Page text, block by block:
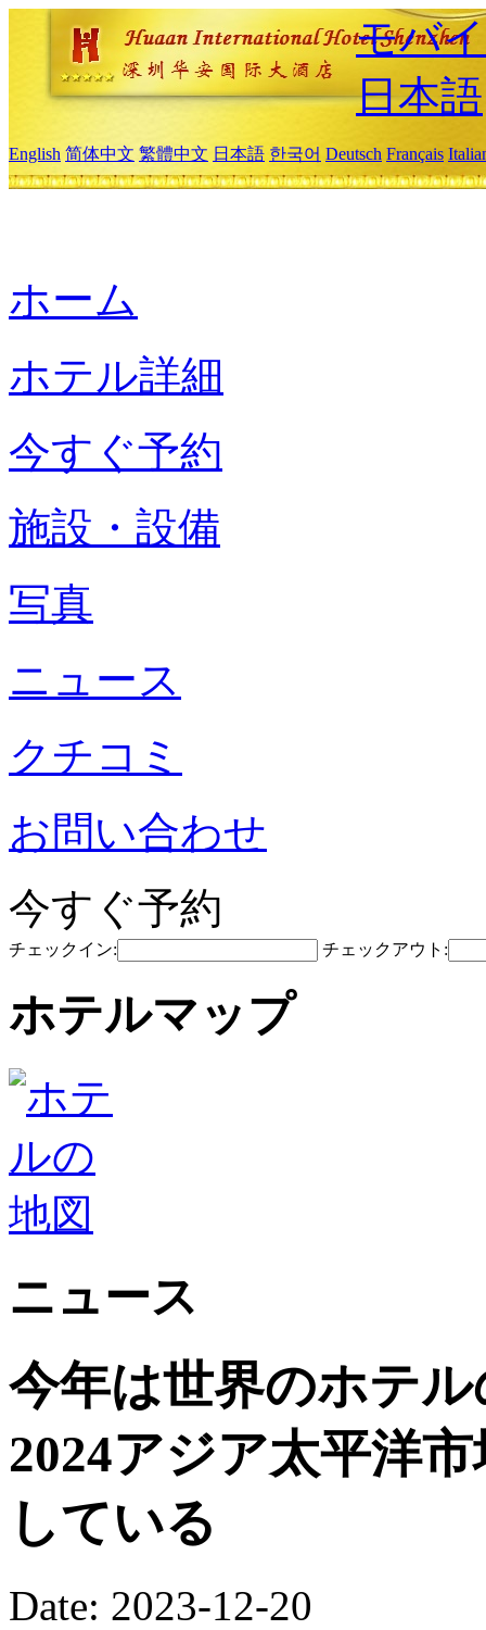
モバ
日本語
English 简体中文 繁體中文 日本語 한국어 Deutsch Français
ホーム
ホテル詳細
今すぐ予約
施設・設備
写真
ニュース
クチコミ
お問い合わせ
今すぐ予約
チェックイン: チェックアウト:
ホテルマップ
ニュース
今年は世界のホテ
2024アジア太平洋
している
Date: 2023-12-20